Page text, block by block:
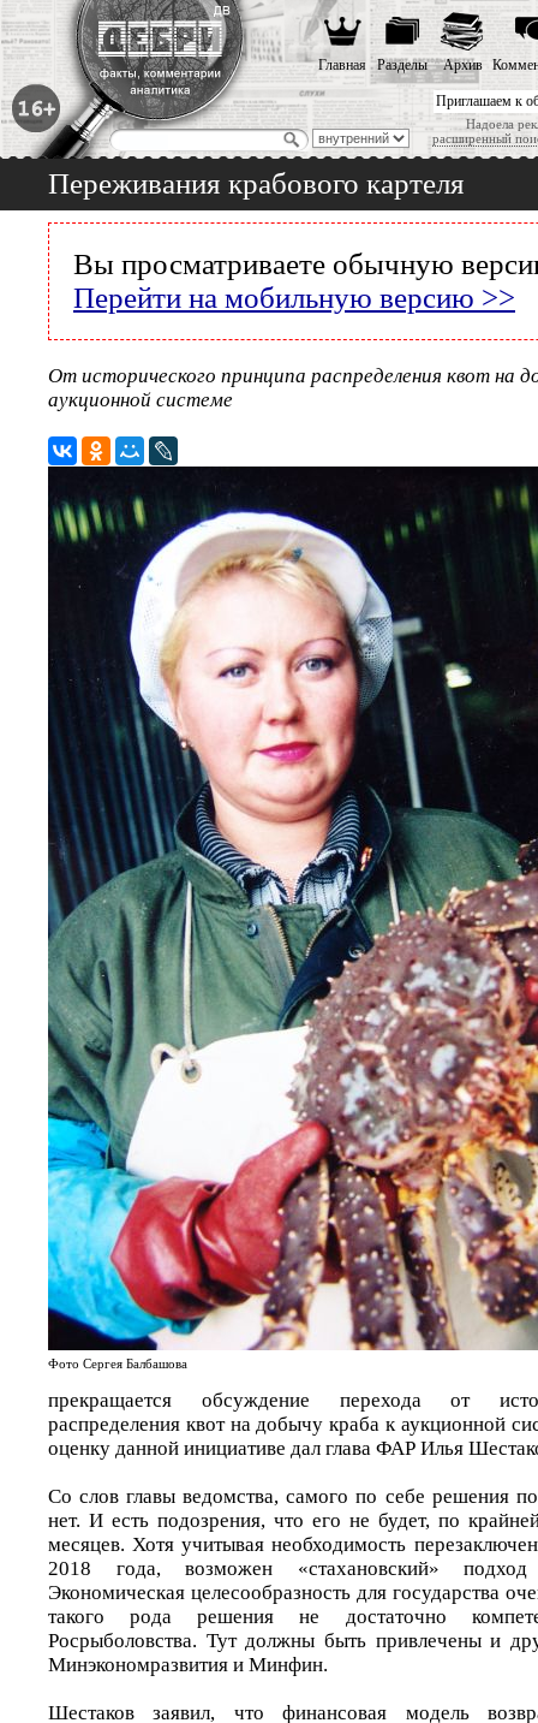
Приглашаем к
Надоела
расширенный
Главная Разделы Архив
Переживания крабового картеля
Вы просматриваете обычную
Перейти на мобильную версию >>
От исторического принципа распределения квот на
аукционной системе
Фото Сергея Балбашова
прекращается обсуждение перехода от
распределения квот на добычу краба к аукционной
оценку данной инициативе дал глава ФАР Илья
Со слов главы ведомства, самого по себе решения
нет. И есть подозрения, что его не будет, по
месяцев. Хотя учитывая необходимость
2018 года, возможен «стахановский» подход
Экономическая целесообразность для государства
такого рода решения не достаточно
Росрыболовства. Тут должны быть привлечены и
Минэкономразвития и Минфин.
Шестаков заявил, что финансовая модель